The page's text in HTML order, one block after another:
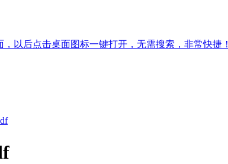
以后点击桌面图标一键打开，无需搜索，非常快捷！